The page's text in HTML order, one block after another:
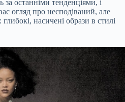
останніми тенденціями, і
огляд про несподіваний, але
насичені образи в стилі